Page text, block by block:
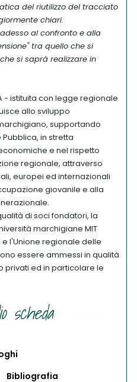
del riutilizzo del tracciato
chiari.
al confronto e alla
tra quello che si
si saprà realizzare in
- istituita con legge regionale
allo sviluppo
supportando
in stretta
e nel rispetto
regionale, attraverso
europei ed internazionali
giovanile e alla
di soci fondatori, la
marchigiane MIT
l'Unione regionale delle
essere ammessi in qualità
privati ed in particolare le
scheda
Bibliografia